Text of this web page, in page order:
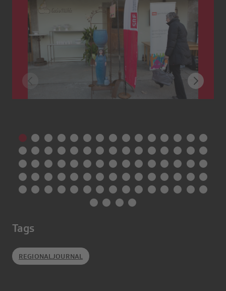
Tags
REGIONALJOURNAL